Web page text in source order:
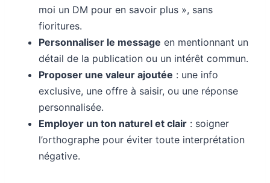
moi un DM pour en savoir plus », sans
fioritures.
Personnaliser le message en mentionnant un
détail de la publication ou un intérêt commun.
Proposer une valeur ajoutée : une info
exclusive, une offre à saisir, ou une réponse
personnalisée.
Employer un ton naturel et clair : soigner
l’orthographe pour éviter toute interprétation
négative.